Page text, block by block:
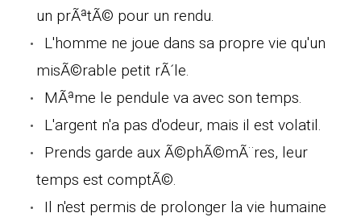
un prÃªtÃ© pour un rendu.
L'homme ne joue dans sa propre vie qu'un
misÃ©rable petit rÃ´le.
MÃªme le pendule va avec son temps.
L'argent n'a pas d'odeur, mais il est volatil.
Prends garde aux Ã©phÃ©mÃ¨res, leur
temps est comptÃ©.
Il n'est permis de prolonger la vie humaine